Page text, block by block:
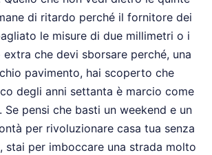
di ritardo perché il fornitore dei
le misure di due millimetri o i
che devi sborsare perché, una
pavimento, hai scoperto che
degli anni settanta è marcio come
Se pensi che basti un weekend e un
per rivoluzionare casa tua senza
stai per imboccare una strada molto